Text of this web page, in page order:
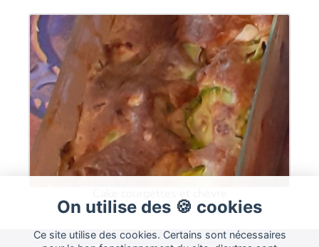
On utilise des 🍪 cookies
Ce site utilise des cookies. Certains sont nécessaires